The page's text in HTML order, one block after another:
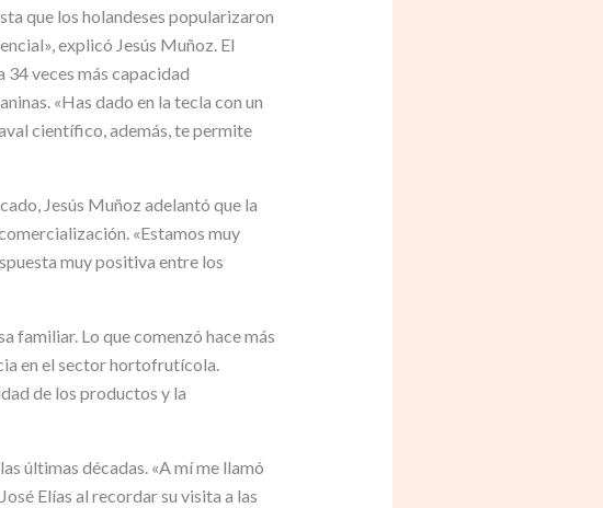
que los holandeses popularizaron
explicó Jesús Muñoz. El
34 veces más capacidad
«Has dado en la tecla con un
científico, además, te permite
Jesús Muñoz adelantó que la
«Estamos muy
muy positiva entre los
familiar. Lo que comenzó hace más
en el sector hortofrutícola.
de los productos y la
últimas décadas. «A mí me llamó
Elías al recordar su visita a las